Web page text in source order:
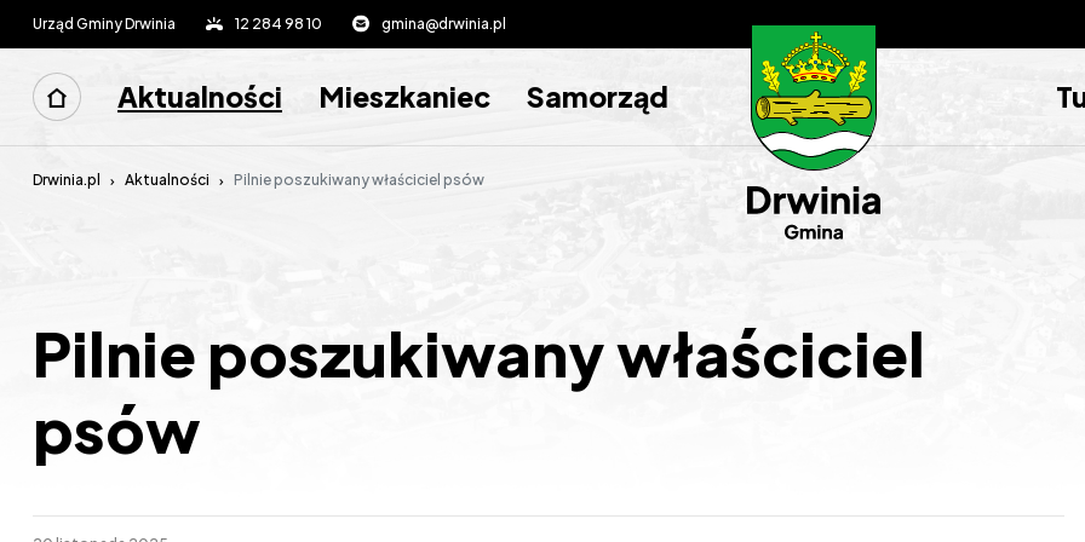
Urząd Gminy Drwinia 12 284 98 10 gmina@drwinia.pl
Aktualności Mieszkaniec Samorząd
Drwinia.pl Aktualności Pilnie poszukiwany właściciel psów
Pilnie poszukiwany właściciel
psów